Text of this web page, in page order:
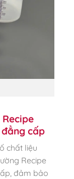
cấp
chất liệu
Recipe
đảm bảo